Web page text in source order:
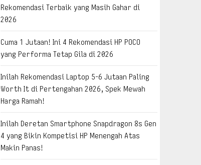
Rekomendasi Terbaik yang Masih Gahar di
2026
Cuma 1 Jutaan! Ini 4 Rekomendasi HP POCO
yang Performa Tetap Gila di 2026
Inilah Rekomendasi Laptop 5-6 Jutaan Paling
Worth It di Pertengahan 2026, Spek Mewah
Harga Ramah!
Inilah Deretan Smartphone Snapdragon 8s Gen
4 yang Bikin Kompetisi HP Menengah Atas
Makin Panas!